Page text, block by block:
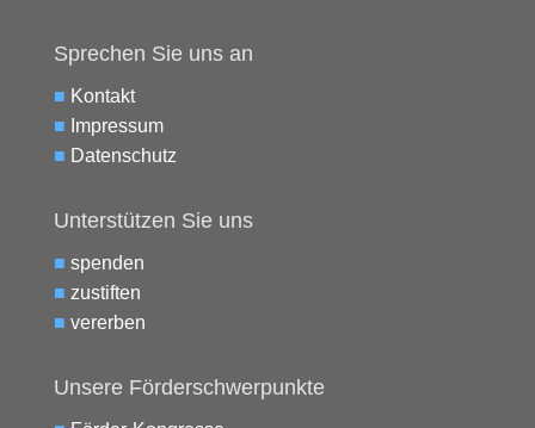
Sprechen Sie uns an
■ Kontakt
■ Impressum
■ Datenschutz
Unterstützen Sie uns
■ spenden
■ zustiften
■ vererben
Unsere Förderschwerpunkte